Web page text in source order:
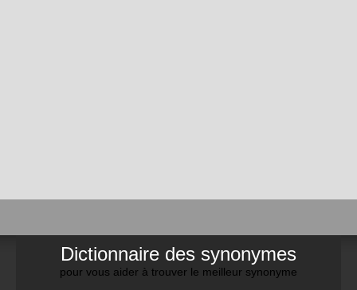
Dictionnaire des synonymes
pour vous aider à trouver le meilleur synonyme